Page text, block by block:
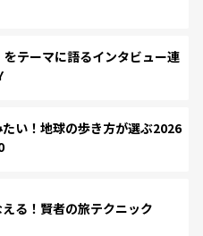
テーマに語るインタビュー連
い！地球の歩き方が選ぶ2026
る！賢者の旅テクニック